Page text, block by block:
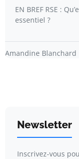
EN BREF RSE :
essentiel ?
Amandine Blanchard
Newsletter
Inscrivez-vous